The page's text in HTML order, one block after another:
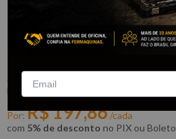
Extrator do Volante
Chevette e Monza -
R135173
RAVEN
Por: R$197,86/cada
com 5% de desconto no PIX ou Boleto